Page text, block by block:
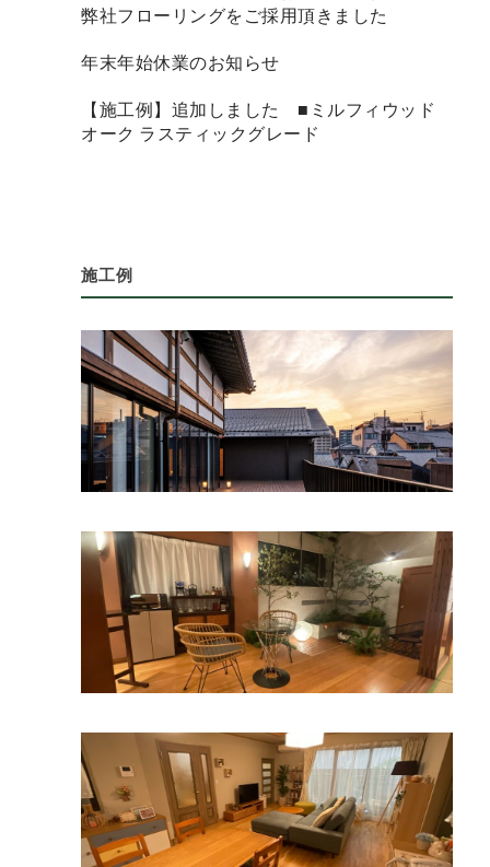
弊社フローリングをご採用頂きました
年末年始休業のお知らせ
【施工例】追加しました ■ミルフィウッド
オーク ラスティックグレード
施工例